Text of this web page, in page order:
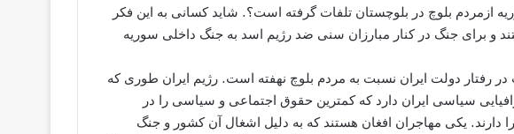
بلوچ در بلوچستان تلفات گرفته است؟. شاید کسانی به این فکر
و برای جنگ در کنار مبارزان سنی ضد رژیم اسد به جنگ داخلی سوریه
رفتار دولت ایران نسبت به مردم بلوچ نهفته است. رژیم ایران طوری که
سیاسی ایران دارد که کمترین حقوق اجتماعی و سیاسی را در
دارند. یکی مهاجران افغان هستند که به دلیل اشغال آن کشور و جنگ